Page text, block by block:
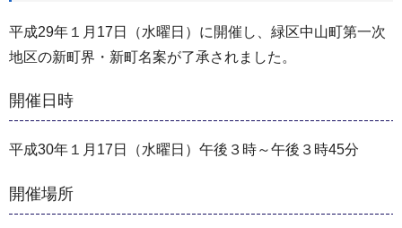
平成29年１月17日（水曜日）に開催し、緑区中山町第一次
地区の新町界・新町名案が了承されました。
開催日時
平成30年１月17日（水曜日）午後３時～午後３時45分
開催場所